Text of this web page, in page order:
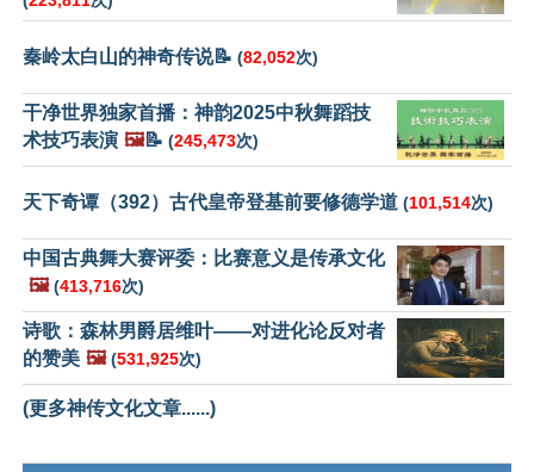
秦岭太白山的神奇传说📝 (82,052次)
干净世界独家首播：神韵2025中秋舞蹈技
术技巧表演 🖼️📝 (245,473次)
天下奇谭（392）古代皇帝登基前要修德学道 (101,514次)
中国古典舞大赛评委：比赛意义是传承文化
🖼️ (413,716次)
诗歌：森林男爵居维叶——对进化论反对者
的赞美 🖼️ (531,925次)
(更多神传文化文章......)